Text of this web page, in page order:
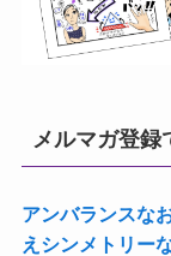
メルマガ登録
アンバランスな
えシンメトリー